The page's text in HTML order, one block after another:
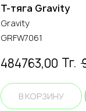
Т-тяга Gravity
Gravity
GRFW7061
484763,00 Тг.
В КОРЗИНУ